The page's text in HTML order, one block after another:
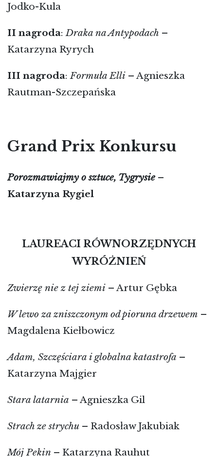
Jodko-Kula
II nagroda:Draka na Antypodach –
Katarzyna Ryrych
III nagroda:Formuła Elli – Agnieszka
Rautman-Szczepańska
Grand Prix Konkursu
Porozmawiajmy o sztuce, Tygrysie–
Katarzyna Rygiel
LAUREACI RÓWNORZĘDNYCH
WYRÓŻNIEŃ
Zwierzę nie z tej ziemi – Artur Gębka
W lewo za zniszczonym od pioruna drzewem –
Magdalena Kiełbowicz
Adam, Szczęściara i globalna katastrofa –
Katarzyna Majgier
Stara latarnia – Agnieszka Gil
Strach ze strychu – Radosław Jakubiak
Mój Pekin – Katarzyna Rauhut